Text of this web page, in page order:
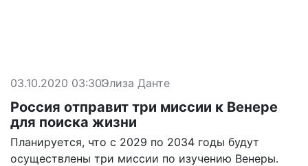
03.10.2020 03:30Элиза Данте
Россия отправит три миссии к Венере
для поиска жизни
Планируется, что с 2029 по 2034 годы будут
осуществлены три миссии по изучению Венеры.